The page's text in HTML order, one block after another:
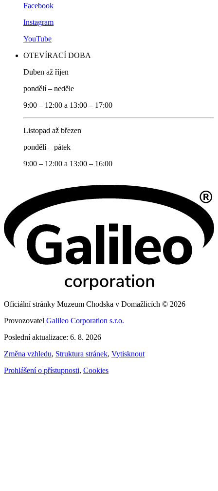
Facebook
Instagram
YouTube
OTEVÍRACÍ DOBA
Duben až říjen
pondělí – neděle
9:00 – 12:00 a 13:00 – 17:00
Listopad až březen
pondělí – pátek
9:00 – 12:00 a 13:00 – 16:00
Oficiální stránky Muzeum Chodska v Domažlicích © 2026
Provozovatel Galileo Corporation s.r.o.
Poslední aktualizace: 6. 8. 2026
Změna vzhledu, Struktura stránek, Vytisknout
Prohlášení o přístupnosti, Cookies